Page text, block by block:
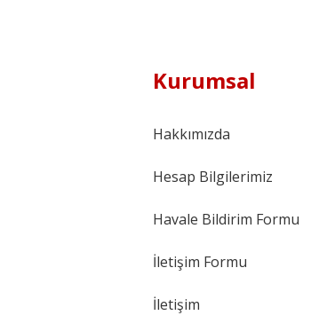
Kurumsal
Hakkımızda
Hesap Bilgilerimiz
Havale Bildirim Formu
İletişim Formu
İletişim